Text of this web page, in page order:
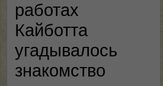
работах
Кайботта
угадывалось
знакомство